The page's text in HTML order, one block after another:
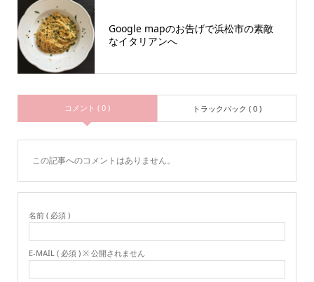
Google mapのお告げで浜松市の素敵
なイタリアンへ
コメント ( 0 ) トラックバック ( 0 )
この記事へのコメントはありません。
名前 ( 必須 )
E-MAIL ( 必須 ) ※ 公開されません